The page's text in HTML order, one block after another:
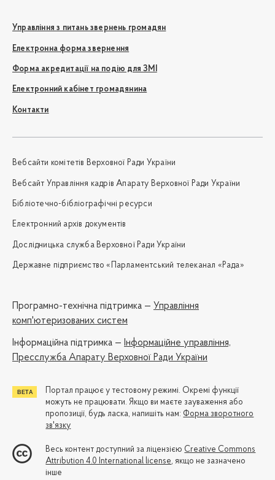
Управління з питань звернень громадян
Електронна форма звернення
Форма акредитації на подію для ЗМІ
Електронний кабінет громадянина
Контакти
Вебсайти комітетів Верховної Ради України
Вебсайт Управління кадрів Апарату Верховної Ради України
Бібліотечно-бібліографічні ресурси
Електронний архів документів
Дослідницька служба Верховної Ради України
Державне підприємство «Парламентський телеканал «Рада»
Програмно-технічна підтримка — Управління
комп'ютеризованих систем
Iнформаційна підтримка — Інформаційне управління,
Пресслужба Апарату Верховної Ради України
Портал працює у тестовому режимі. Окремі функції
можуть не працювати. Якщо ви маєте зауваження або
пропозиції, будь ласка, напишіть нам: Форма зворотного
зв'язку
Весь контент доступний за ліцензією Creative Commons
Attribution 4.0 International license, якщо не зазначено
інше